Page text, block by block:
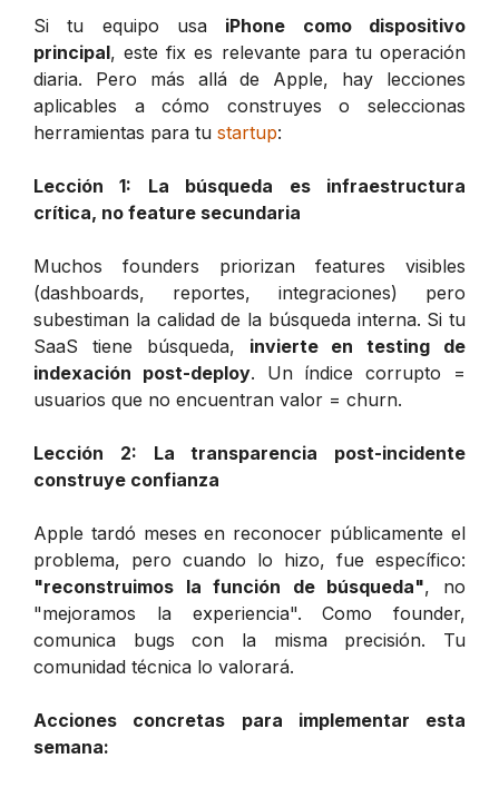
Si tu equipo usa iPhone como dispositivo
principal, este fix es relevante para tu operación
diaria. Pero más allá de Apple, hay lecciones
aplicables a cómo construyes o seleccionas
herramientas para tu startup:
Lección 1: La búsqueda es infraestructura
crítica, no feature secundaria
Muchos founders priorizan features visibles
(dashboards, reportes, integraciones) pero
subestiman la calidad de la búsqueda interna. Si tu
SaaS tiene búsqueda, invierte en testing de
indexación post-deploy. Un índice corrupto =
usuarios que no encuentran valor = churn.
Lección 2: La transparencia post-incidente
construye confianza
Apple tardó meses en reconocer públicamente el
problema, pero cuando lo hizo, fue específico:
"reconstruimos la función de búsqueda", no
"mejoramos la experiencia". Como founder,
comunica bugs con la misma precisión. Tu
comunidad técnica lo valorará.
Acciones concretas para implementar esta
semana: